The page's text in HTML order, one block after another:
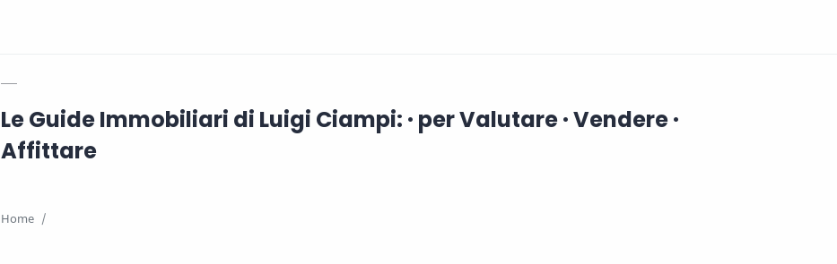
Le Guide Immobiliari di Luigi Ciampi: · per Valutare · Vendere ·
Affittare
Home